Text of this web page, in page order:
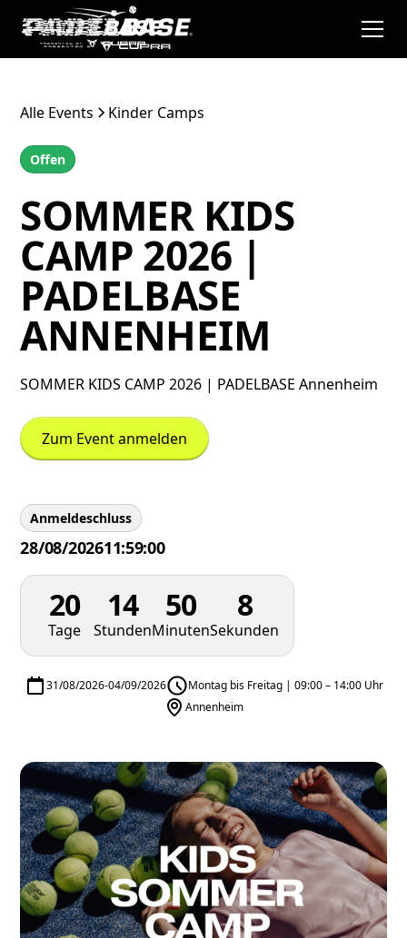
Alle Events Kinder Camps
Offen
SOMMER KIDS
CAMP 2026 |
PADELBASE
ANNENHEIM
SOMMER KIDS CAMP 2026 | PADELBASE Annenheim
Zum Event anmelden
Anmeldeschluss
28/08/202611:59:00
20
Tage
14
Stunden
50
Minuten
7
Sekunden
31/08/2026-04/09/2026
Montag bis Freitag | 09:00 – 14:00 Uhr
Annenheim